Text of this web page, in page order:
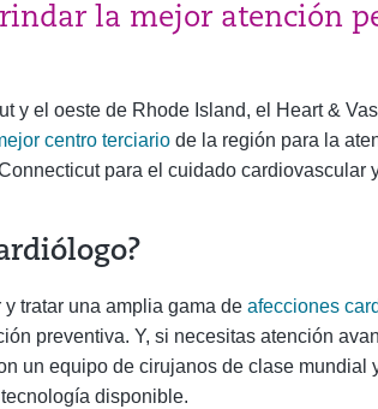
la mejor atención
y el oeste de Rhode Island, el Heart &
centro terciario de la región para la
para el cuidado cardiovascular
tratar una amplia gama de afecciones
preventiva. Y, si necesitas atención
un equipo de cirujanos de clase mundial
disponible.